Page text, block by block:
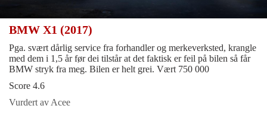
BMW X1 (2017)
Pga. svært dårlig service fra forhandler og merkeverksted, krangle
med dem i 1,5 år før dei tilstår at det faktisk er feil på bilen så får
BMW stryk fra meg. Bilen er helt grei. Vært 750 000
Score 4.6
Vurdert av Acee